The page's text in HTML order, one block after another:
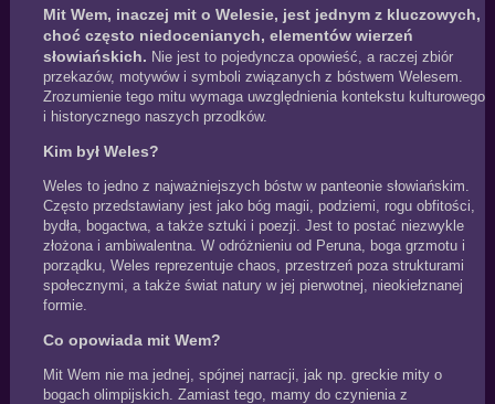
Mit Wem, inaczej mit o Welesie, jest jednym z kluczowych,
choć często niedocenianych, elementów wierzeń
słowiańskich. Nie jest to pojedyncza opowieść, a raczej zbiór
przekazów, motywów i symboli związanych z bóstwem Welesem.
Zrozumienie tego mitu wymaga uwzględnienia kontekstu kulturowego
i historycznego naszych przodków.
Kim był Weles?
Weles to jedno z najważniejszych bóstw w panteonie słowiańskim.
Często przedstawiany jest jako bóg magii, podziemi, rogu obfitości,
bydła, bogactwa, a także sztuki i poezji. Jest to postać niezwykle
złożona i ambiwalentna. W odróżnieniu od Peruna, boga grzmotu i
porządku, Weles reprezentuje chaos, przestrzeń poza strukturami
społecznymi, a także świat natury w jej pierwotnej, nieokiełznanej
formie.
Co opowiada mit Wem?
Mit Wem nie ma jednej, spójnej narracji, jak np. greckie mity o
bogach olimpijskich. Zamiast tego, mamy do czynienia z